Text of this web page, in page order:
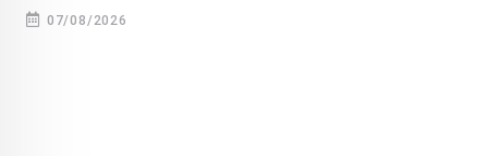
07/08/2026